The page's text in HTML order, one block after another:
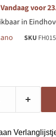
voor
in
SKU